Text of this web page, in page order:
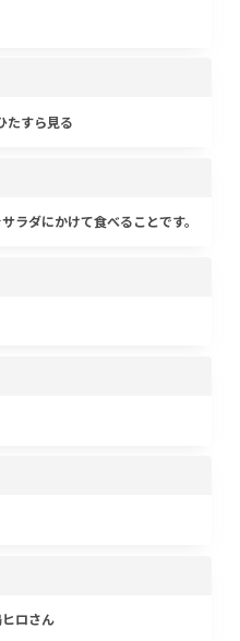
たすら見る
ラダにかけて食べることです。
ロさん